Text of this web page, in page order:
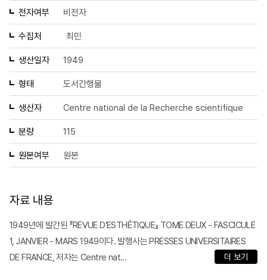
전자여부 비전자
수집처 최민
생산일자 1949
형태 도서간행물
생산자 Centre national de la Recherche scientifique
분량 115
원본여부 원본
자료 내용
1949년에 발간된 『REVUE D'ESTHÉTIQUE』 TOME DEUX - FASCICULE
1, JANVIER - MARS 1949이다. 발행사는 PRESSES UNIVERSITAIRES
DE FRANCE, 저자는 Centre nat...
더 보기